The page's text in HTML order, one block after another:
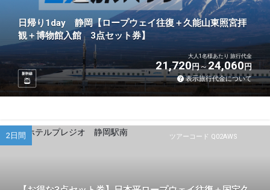
日帰り1day 静岡【ロープウェイ往復＋久能山東照宮拝
観＋博物館入館 3点セット券】
新幹線
大人1名様あたり 旅行代金
21,720円 24,060円
表示旅行代金について
ツアーコード Q02AWS
2日間